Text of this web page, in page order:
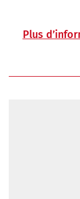
Plus